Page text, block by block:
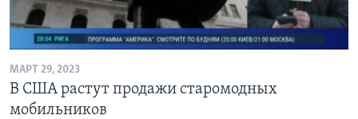
Learning English
СОЦИАЛЬНЫЕ СЕТИ
МАРТ 29, 2023
В США растут продажи старомодных
мобильников